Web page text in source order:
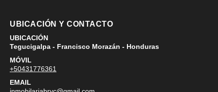
UBICACIÓN Y CONTACTO
UBICACIÓN
Tegucigalpa - Francisco Morazán - Honduras
MÓVIL
+50431776361
EMAIL